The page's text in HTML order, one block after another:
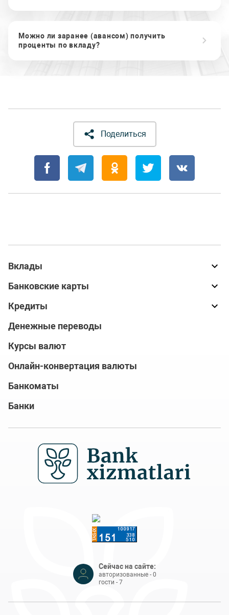
Можно ли заранее (авансом) получить
проценты по вкладу?
Поделиться
Вклады
Банковские карты
Кредиты
Денежные переводы
Курсы валют
Онлайн-конвертация валюты
Банкоматы
Банки
Сейчас на сайте:
авторизованные - 0
гости - 7